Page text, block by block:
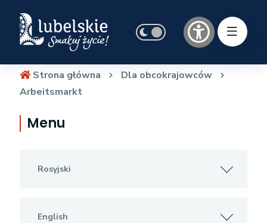
Strona główna
Dla obcokrajowców
Arbeitsmarkt
Menu
Rosyjski
English